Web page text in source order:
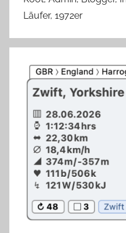
Läufer, 1972er